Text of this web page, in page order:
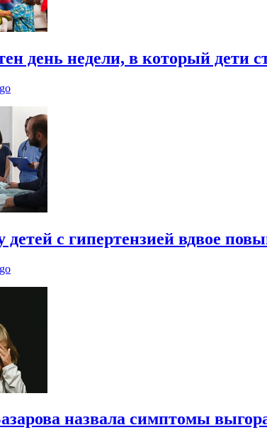
день недели, в который дети
детей с гипертензией вдвое
назвала симптомы